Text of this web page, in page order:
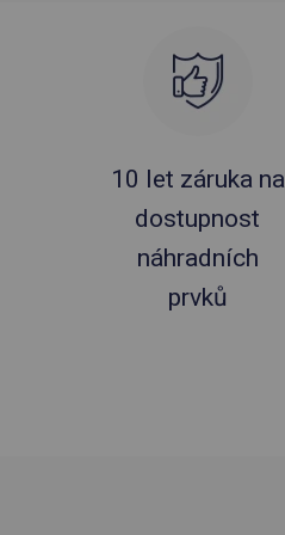
10 let záruka na
dostupnost
náhradních
prvků